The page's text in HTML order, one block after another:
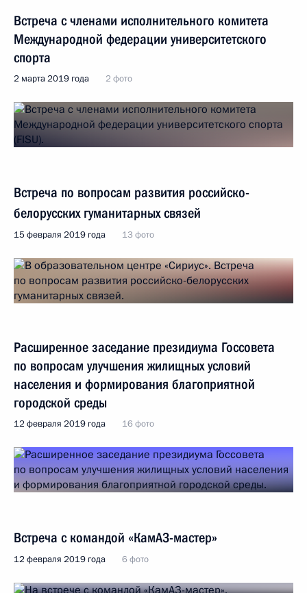
Встреча с членами исполнительного комитета
Международной федерации университетского
спорта
2 марта 2019 года 2 фото
Встреча по вопросам развития российско-
белорусских гуманитарных связей
15 февраля 2019 года 13 фото
Расширенное заседание президиума Госсовета
по вопросам улучшения жилищных условий
населения и формирования благоприятной
городской среды
12 февраля 2019 года 16 фото
Встреча с командой «КамАЗ-мастер»
12 февраля 2019 года 6 фото